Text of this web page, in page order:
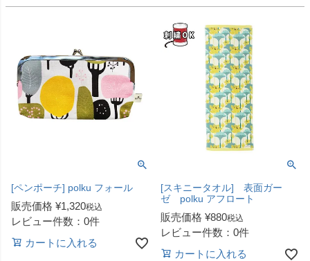
[ペンポーチ] polku フォール
販売価格 ¥1,320税込
レビュー件数：0件
カートに入れる
[スキニータオル] 表面ガー
ゼ polku アフロート
販売価格 ¥880税込
レビュー件数：0件
カートに入れる